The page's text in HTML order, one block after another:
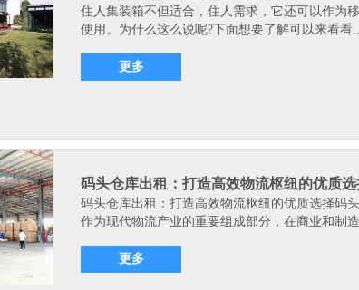
住人集装箱不但适合，住人需求，它还可以作为
使用。为什么这么说呢?下面想要了解可以来看看
更多
码头仓库出租：打造高效物流枢纽的优质
码头仓库出租：打造高效物流枢纽的优质选择码
作为现代物流产业的重要组成部分，在商业和制
更多